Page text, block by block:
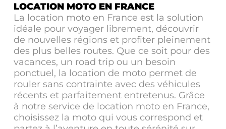
LOCATION MOTO EN FRANCE
La location moto en France est la solution
idéale pour voyager librement, découvrir
de nouvelles régions et profiter pleinement
des plus belles routes. Que ce soit pour des
vacances, un road trip ou un besoin
ponctuel, la location de moto permet de
rouler sans contrainte avec des véhicules
récents et parfaitement entretenus. Grâce
à notre service de location moto en France,
choisissez la moto qui vous correspond et